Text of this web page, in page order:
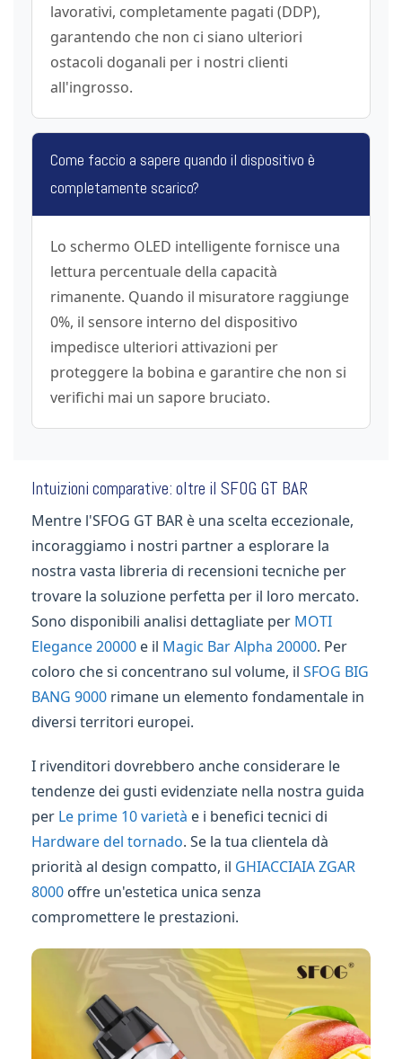
lavorativi, completamente pagati (DDP),
garantendo che non ci siano ulteriori
ostacoli doganali per i nostri clienti
all'ingrosso.
Come faccio a sapere quando il dispositivo è
completamente scarico?
Lo schermo OLED intelligente fornisce una
lettura percentuale della capacità
rimanente. Quando il misuratore raggiunge
0%, il sensore interno del dispositivo
impedisce ulteriori attivazioni per
proteggere la bobina e garantire che non si
verifichi mai un sapore bruciato.
Intuizioni comparative: oltre il SFOG GT BAR
Mentre l'SFOG GT BAR è una scelta eccezionale,
incoraggiamo i nostri partner a esplorare la
nostra vasta libreria di recensioni tecniche per
trovare la soluzione perfetta per il loro mercato.
Sono disponibili analisi dettagliate per MOTI
Elegance 20000 e il Magic Bar Alpha 20000. Per
coloro che si concentrano sul volume, il SFOG BIG
BANG 9000 rimane un elemento fondamentale in
diversi territori europei.
I rivenditori dovrebbero anche considerare le
tendenze dei gusti evidenziate nella nostra guida
per Le prime 10 varietà e i benefici tecnici di
Hardware del tornado. Se la tua clientela dà
priorità al design compatto, il GHIACCIAIA ZGAR
8000 offre un'estetica unica senza
compromettere le prestazioni.